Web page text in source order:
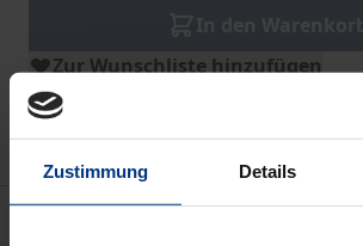
Zustimmung Details
In den Warenkorb
Zur Wunschliste hinzufügen
Hinweise zu Versandkosten